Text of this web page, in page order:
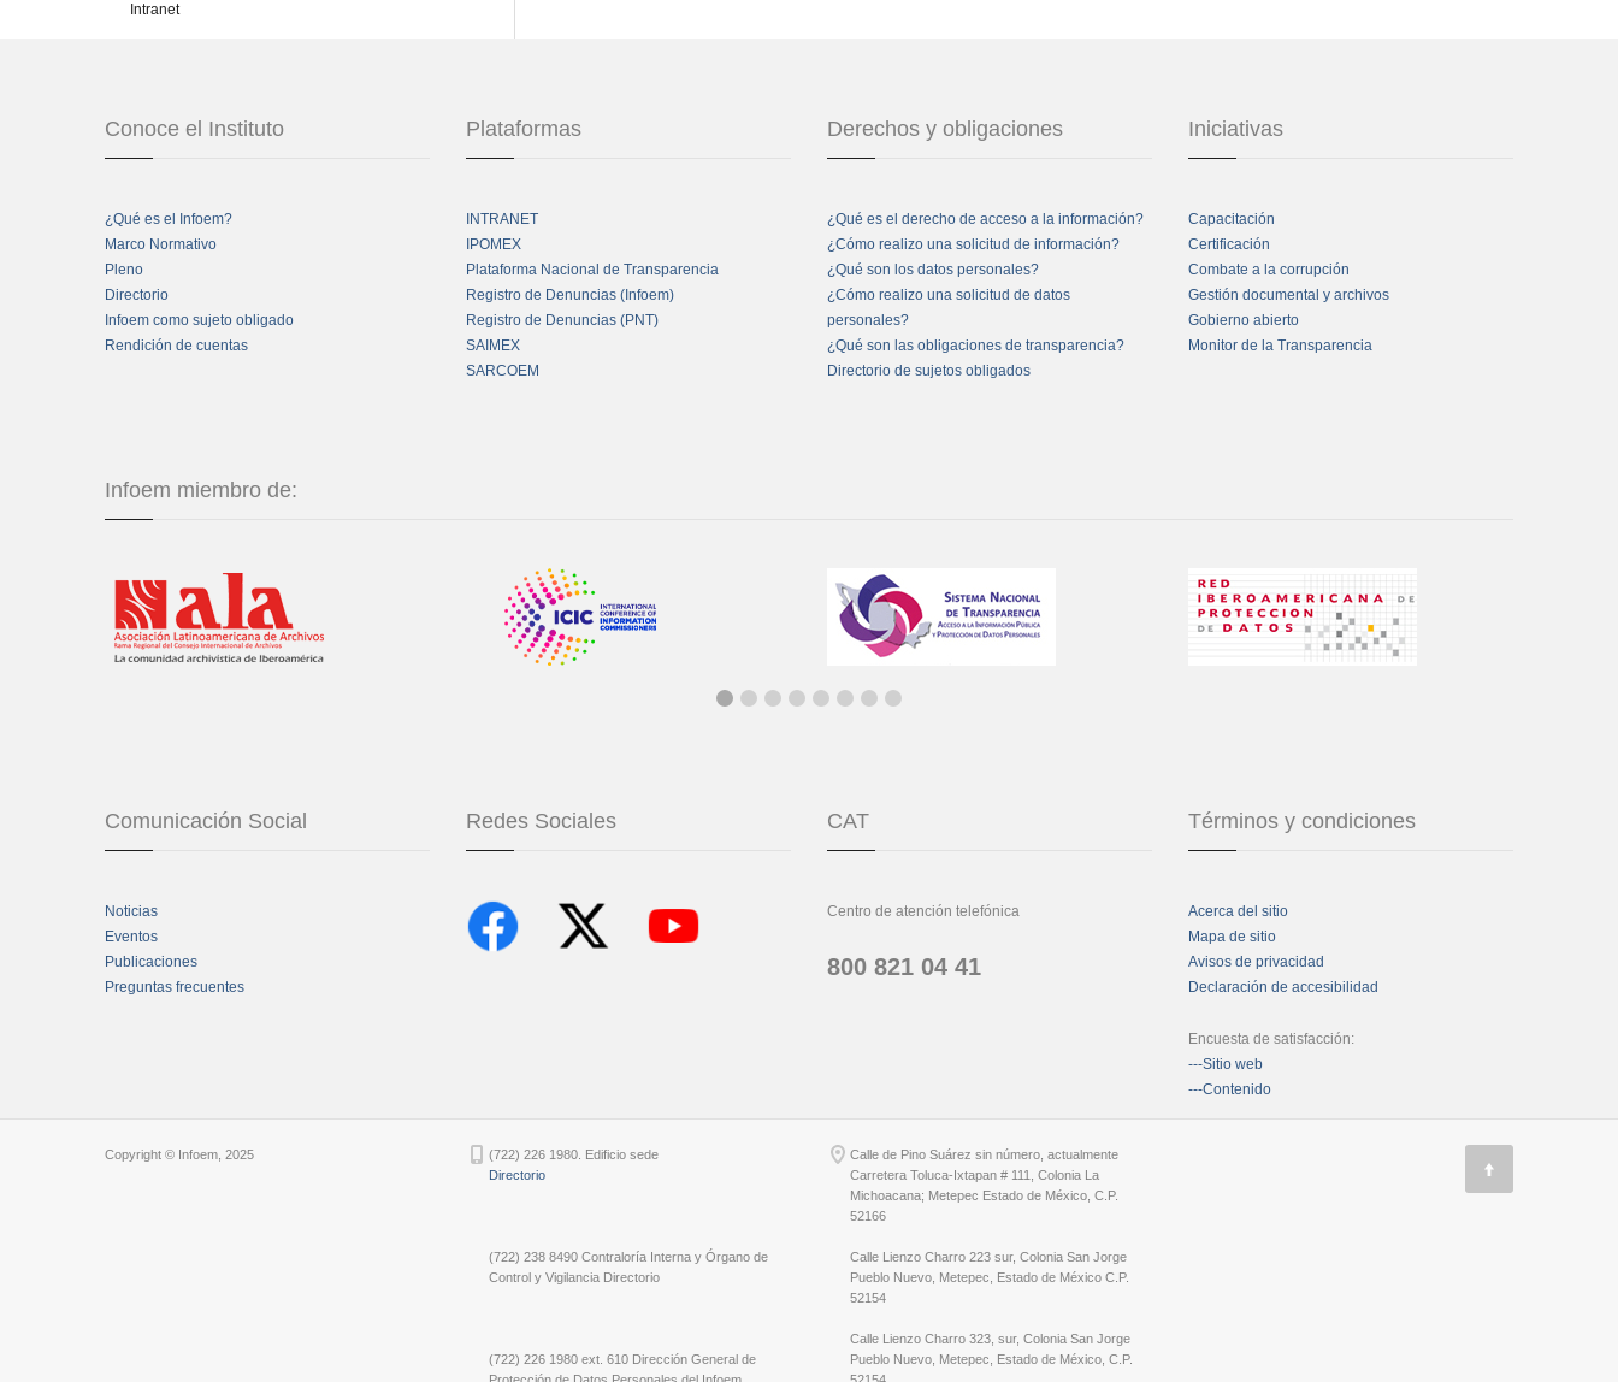
Intranet
Conoce el Instituto
¿Qué es el Infoem?
Marco Normativo
Pleno
Directorio
Infoem como sujeto obligado
Rendición de cuentas
Plataformas
INTRANET
IPOMEX
Plataforma Nacional de Transparencia
Registro de Denuncias (Infoem)
Registro de Denuncias (PNT)
SAIMEX
SARCOEM
Derechos y obligaciones
¿Qué es el derecho de acceso a la información?
¿Cómo realizo una solicitud de información?
¿Qué son los datos personales?
¿Cómo realizo una solicitud de datos
personales?
¿Qué son las obligaciones de transparencia?
Directorio de sujetos obligados
Iniciativas
Capacitación
Certificación
Combate a la corrupción
Gestión documental y archivos
Gobierno abierto
Monitor de la Transparencia
Infoem miembro de:
Comunicación Social
Noticias
Eventos
Publicaciones
Preguntas frecuentes
Redes Sociales CAT
Centro de atención telefónica
800 821 04 41
Términos y condiciones
Acerca del sitio
Mapa de sitio
Avisos de privacidad
Declaración de accesibilidad
Encuesta de satisfacción:
---Sitio web
---Contenido
Copyright © Infoem, 2025
(722) 226 1980. Edificio sede
Directorio
(722) 238 8490 Contraloría Interna y Órgano de
Control y Vigilancia Directorio
(722) 226 1980 ext. 610 Dirección General de
Calle de Pino Suárez sin número, actualmente
Carretera Toluca-Ixtapan # 111, Colonia La
Michoacana; Metepec Estado de México, C.P.
52166
Calle Lienzo Charro 223 sur, Colonia San Jorge
Pueblo Nuevo, Metepec, Estado de México C.P.
52154
Calle Lienzo Charro 323, sur, Colonia San Jorge
Pueblo Nuevo, Metepec, Estado de México, C.P.